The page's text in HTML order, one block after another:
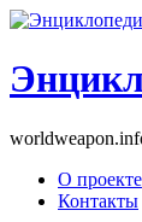
О проекте
Контакты